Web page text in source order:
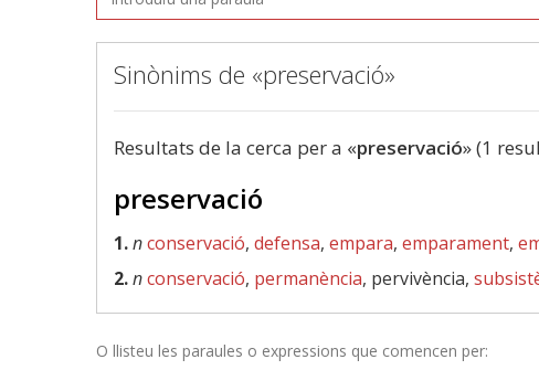
Sinònims de «preservació»
Resultats de la cerca per a «preservació» (1
preservació
1.nconservació, defensa, empara, emparament,
2.nconservació, permanència, pervivència,
O llisteu les paraules o expressions que comencen per: